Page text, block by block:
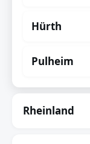
Hürth
Pulheim
Rheinland